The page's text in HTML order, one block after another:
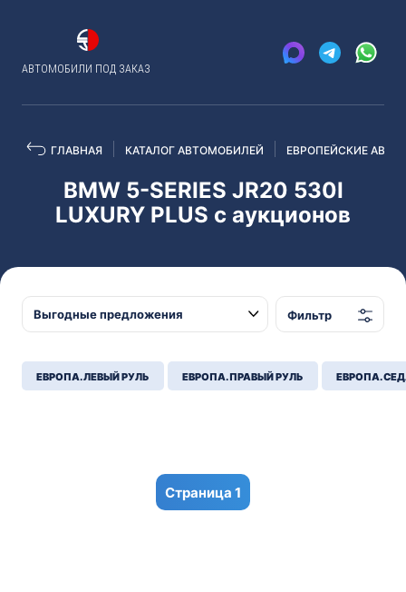
АВТОМОБИЛИ ПОД ЗАКАЗ
ГЛАВНАЯ КАТАЛОГ АВТОМОБИЛЕЙ ЕВРОПЕЙСКИЕ
BMW 5-SERIES JR20 530I
LUXURY PLUS с аукционов
Фильтр
ЕВРОПА. ЛЕВЫЙ РУЛЬ ЕВРОПА. ПРАВЫЙ РУЛЬ ЕВРОПА.
1